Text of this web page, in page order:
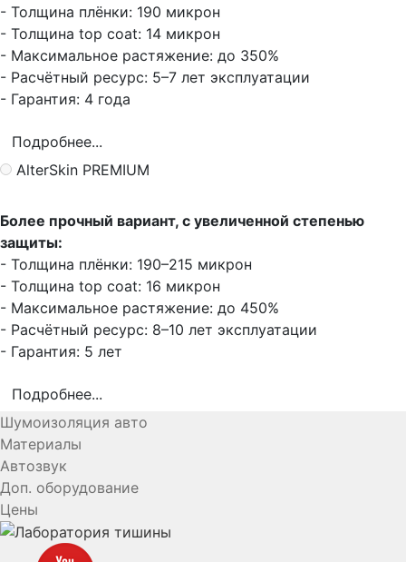
- Толщина плёнки: 190 микрон
- Толщина top coat: 14 микрон
- Максимальное растяжение: до 350%
- Расчётный ресурс: 5–7 лет эксплуатации
- Гарантия: 4 года
Подробнее...
AlterSkin PREMIUM
Более прочный вариант, с увеличенной степенью
защиты:
- Толщина плёнки: 190–215 микрон
- Толщина top coat: 16 микрон
- Максимальное растяжение: до 450%
- Расчётный ресурс: 8–10 лет эксплуатации
- Гарантия: 5 лет
Подробнее...
Шумоизоляция авто
Материалы
Автозвук
Доп. оборудование
Цены